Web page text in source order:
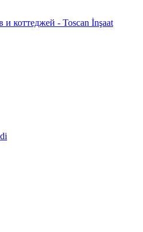
коттеджей - Toscan İnşaat